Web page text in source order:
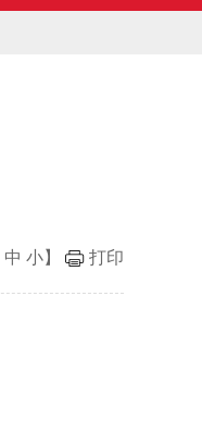
中 小】 打印